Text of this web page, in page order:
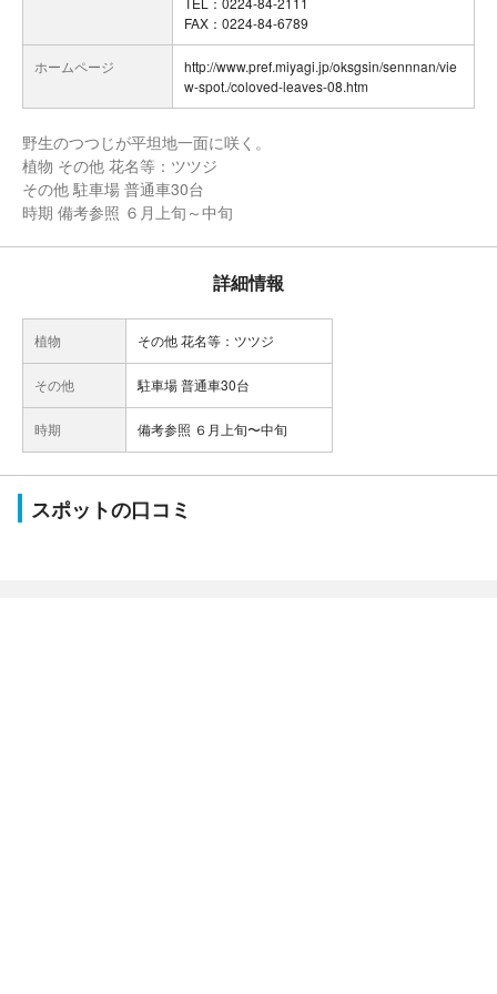
FAX：0224-84-6789
ホームページ
http://www.pref.miyagi.jp/oksgsin/sennnan/vie
w-spot./coloved-leaves-08.htm
野生のつつじが平坦地一面に咲く。
植物 その他 花名等：ツツジ
その他 駐車場 普通車30台
時期 備考参照 ６月上旬～中旬
詳細情報
植物 その他 花名等：ツツジ
その他 駐車場 普通車30台
時期 備考参照 ６月上旬〜中旬
スポットの口コミ